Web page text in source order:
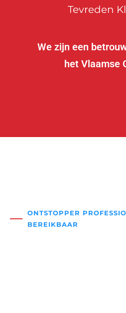
Tevreden
We zijn een
het Vlaamse
ONTSTOPPER
BEREIKBAAR